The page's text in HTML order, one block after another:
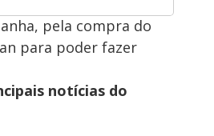
pela compra do
para poder fazer
notícias do